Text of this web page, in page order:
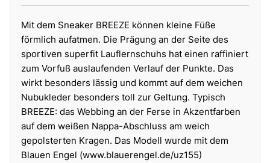
Mit dem Sneaker BREEZE können kleine Füße
förmlich aufatmen. Die Prägung an der Seite des
sportiven superfit Lauflernschuhs hat einen raffiniert
zum Vorfuß auslaufenden Verlauf der Punkte. Das
wirkt besonders lässig und kommt auf dem weichen
Nubukleder besonders toll zur Geltung. Typisch
BREEZE: das Webbing an der Ferse in Akzentfarben
auf dem weißen Nappa-Abschluss am weich
gepolsterten Kragen. Das Modell wurde mit dem
Blauen Engel (www.blauerengel.de/uz155)